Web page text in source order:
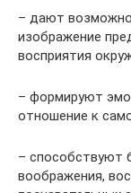
– дают
изображение
восприятия
– формируют
отношение к
– способствуют
воображения,